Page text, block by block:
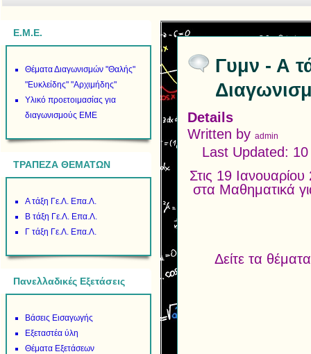
τοπικού Διαγωνισμού Χανίων στα Μαθηματικά 2018 2019
Ε.Μ.Ε.
Θέματα Διαγωνισμών "Θαλής"
"Ευκλείδης" "Αρχιμήδης"
Υλικό προετοιμασίας για
διαγωνισμούς ΕΜΕ
ΤΡΑΠΕΖΑ ΘΕΜΑΤΩΝ
Α τάξη Γε.Λ. Επα.Λ.
Β τάξη Γε.Λ. Επα.Λ.
Γ τάξη Γε.Λ. Επα.Λ.
Πανελλαδικές Εξετάσεις
Βάσεις Εισαγωγής
Εξεταστέα ύλη
Θέματα Εξετάσεων
Γυμν - Α
Details
Written byadmin
Last Updated:
Στις 19
στα Μαθηματικά
Δείτε τα